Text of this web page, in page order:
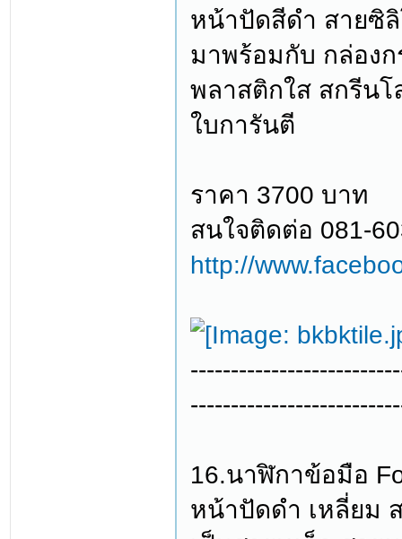
หน้าปัดสีดำ สายซิ
มาพร้อมกับ กล่อง
พลาสติกใส สกรีนโ
ใบการันตี
ราคา 3700 บาท
สนใจติดต่อ 081-
http://
16.นาฬิกาข้อมือ
หน้าปัดดำ เหลี่ยม